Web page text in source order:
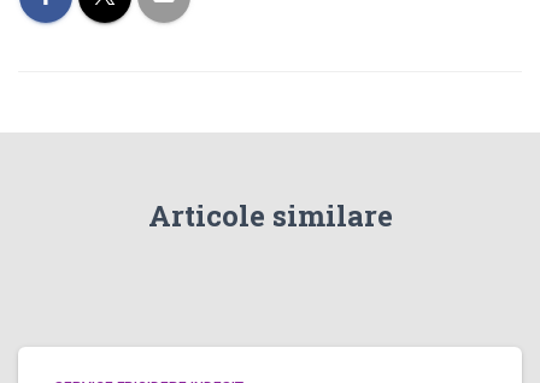
Articole similare